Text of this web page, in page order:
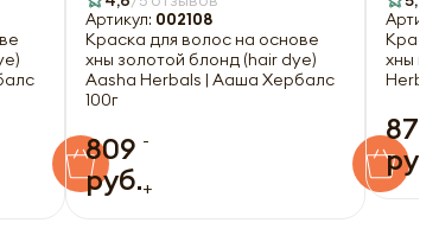
Артикул: 002108
Краска для волос на основе
хны золотой блонд (hair dye)
Aasha Herbals | Ааша Хербалс
100г
809
руб.
-
+
хны
879